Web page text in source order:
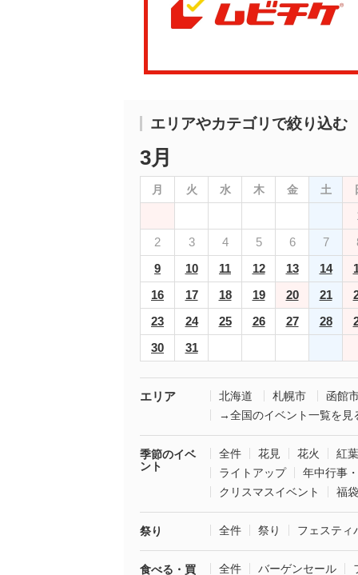
エリアやカテゴリで絞り込む
3月
月 火 水 木 金 土
2
3 4 5 6 7
9
10 11 12 13 14
16
17 18 19 20 21
23
24 25 26 27 28
30
31
エリア 北海道 札幌市
函館
→全国のイベント一覧を見
季節のイベ
ント
全件 花見 花火
紅葉
ライトアップ
年中行事
クリスマスイベント
福
祭り 全件 祭り フェスティ
食べる・買
全件 バーゲンセール